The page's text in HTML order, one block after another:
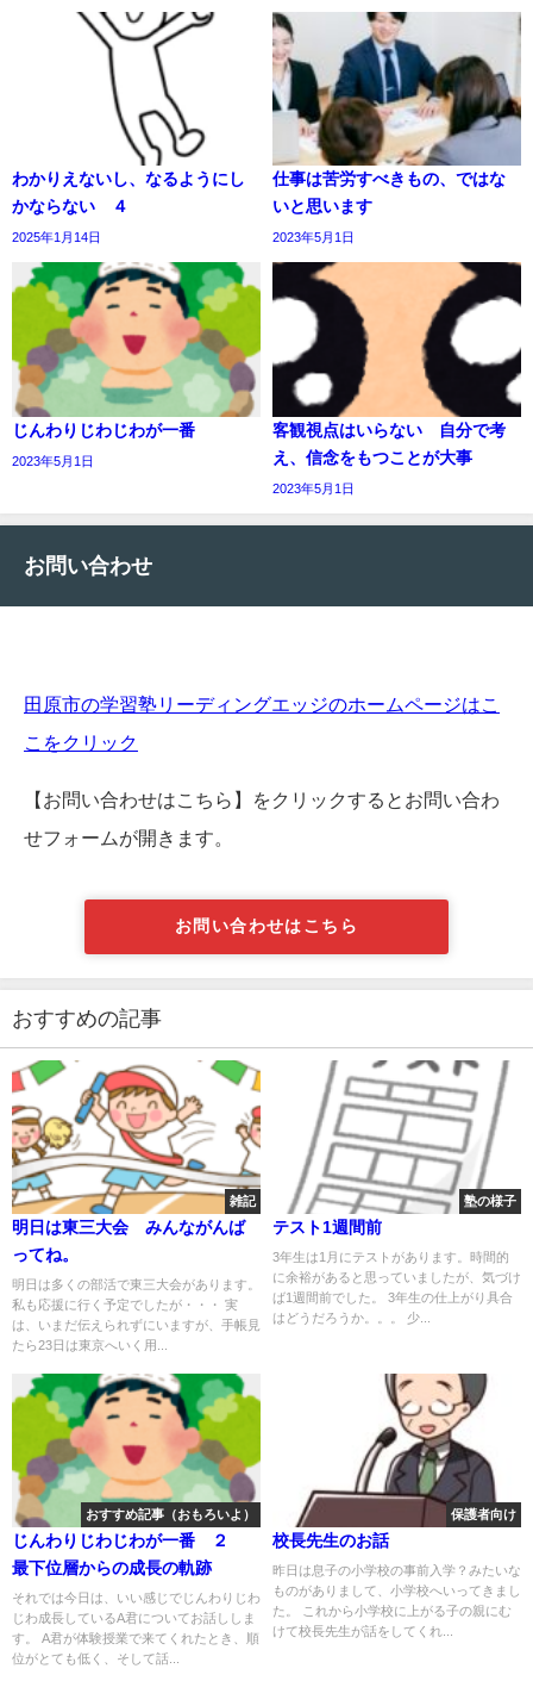
わかりえないし、なるようにし
かならない ４
2025年1月14日
仕事は苦労すべきもの、ではな
いと思います
2023年5月1日
じんわりじわじわが一番
2023年5月1日
客観視点はいらない 自分で考
え、信念をもつことが大事
2023年5月1日
お問い合わせ
田原市の学習塾リーディングエッジのホームページはこ
こをクリック
【お問い合わせはこちら】をクリックするとお問い合わ
せフォームが開きます。
お問い合わせはこちら
おすすめの記事
雑記
明日は東三大会 みんながんば
ってね。
明日は多くの部活で東三大会があります。
私も応援に行く予定でしたが・・・ 実
は、いまだ伝えられずにいますが、手帳見
たら23日は東京へいく用...
塾の様子
テスト1週間前
3年生は1月にテストがあります。時間的
に余裕があると思っていましたが、気づけ
ば1週間前でした。 3年生の仕上がり具合
はどうだろうか。。。 少...
おすすめ記事（おもろいよ）
じんわりじわじわが一番 ２
最下位層からの成長の軌跡
それでは今日は、いい感じでじんわりじわ
じわ成長しているA君についてお話ししま
す。 A君が体験授業で来てくれたとき、順
位がとても低く、そして話...
保護者向け
校長先生のお話
昨日は息子の小学校の事前入学？みたいな
ものがありまして、小学校へいってきまし
た。 これから小学校に上がる子の親にむ
けて校長先生が話をしてくれ...